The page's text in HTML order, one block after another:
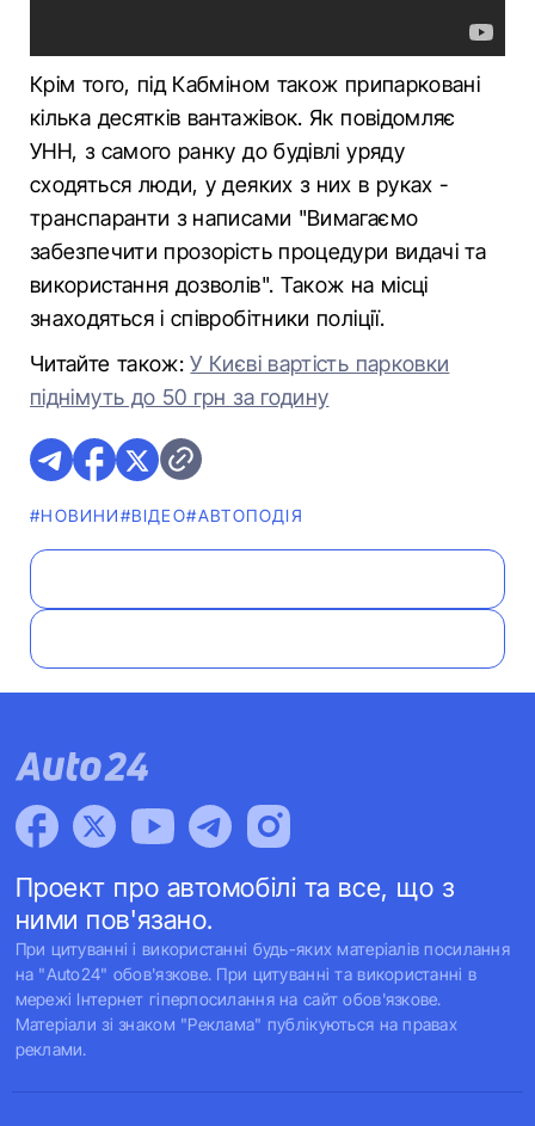
Крім того, під Кабміном також припарковані
кілька десятків вантажівок. Як повідомляє
УНН, з самого ранку до будівлі уряду
сходяться люди, у деяких з них в руках -
транспаранти з написами "Вимагаємо
забезпечити прозорість процедури видачі та
використання дозволів". Також на місці
знаходяться і співробітники поліції.
Читайте також:У Києві вартість парковки
піднімуть до 50 грн за годину
#НОВИНИ#ВІДЕО#АВТОПОДІЯ
Проект про автомобілі та все, що з
ними пов'язано.
При цитуванні і використанні будь-яких матеріалів посилання
на "Auto24" обов'язкове. При цитуванні та використанні в
мережі Інтернет гіперпосилання на сайт обов'язкове.
Матеріали зі знаком "Реклама" публікуються на правах
реклами.